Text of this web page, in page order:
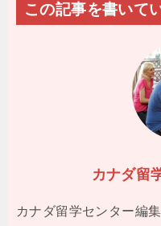
この記事を書いて
カナダ留
カナダ留学センター編